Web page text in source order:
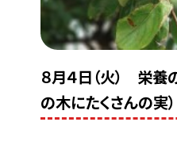
８月４日（火） 栄養
の木にたくさんの実）